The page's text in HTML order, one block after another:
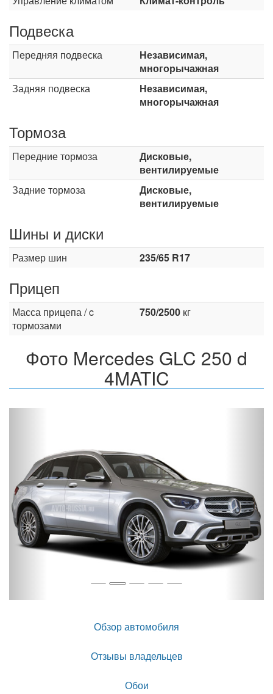
Подвеска
Передняя подвеска
Независимая,
многорычажная
Задняя подвеска
Независимая,
многорычажная
Тормоза
Передние тормоза
Дисковые,
вентилируемые
Задние тормоза
Дисковые,
вентилируемые
Шины и диски
Размер шин 235/65 R17
Прицеп
Масса прицепа / c
тормозами
750/2500 кг
Фото Mercedes GLC 250 d
4MATIC
Обзор автомобиля
Отзывы владельцев
Обои